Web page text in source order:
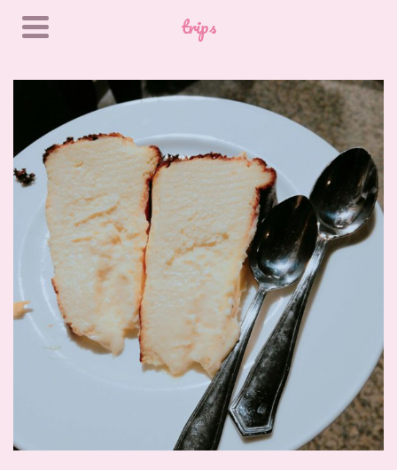
trips